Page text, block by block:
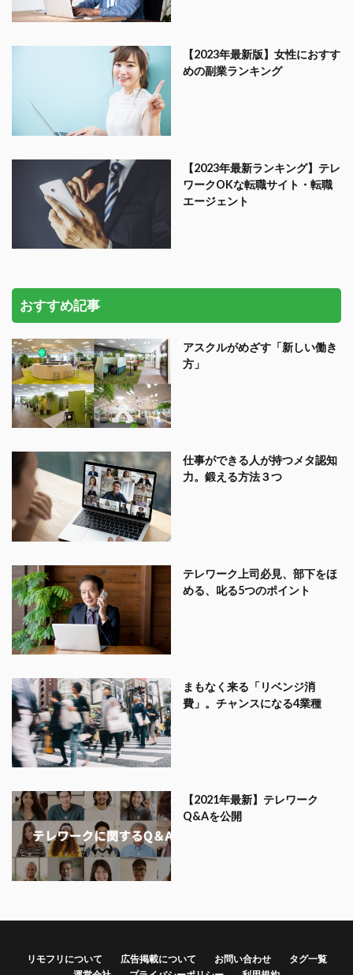
【2023年最新版】女性におすす
めの副業ランキング
【2023年最新ランキング】テレ
ワークOKな転職サイト・転職
エージェント
おすすめ記事
アスクルがめざす「新しい働き
方」
仕事ができる人が持つメタ認知
力。鍛える方法３つ
テレワーク上司必見、部下をほ
める、叱る5つのポイント
まもなく来る「リベンジ消
費」。チャンスになる4業種
【2021年最新】テレワーク
Q&Aを公開
リモフリについて 広告掲載について お問い合わせ
タグ一覧